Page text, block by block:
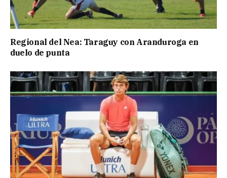
Regional del Nea: Taraguy con Aranduroga en
duelo de punta